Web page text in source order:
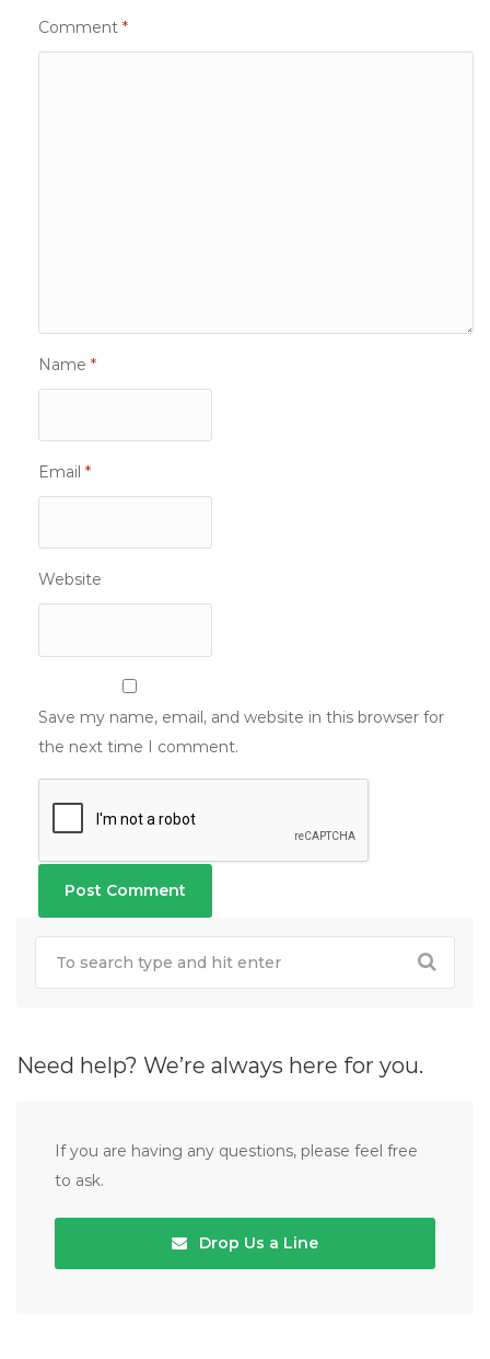
Comment *
Name *
Email *
Website
Save my name, email, and website in this browser for
the next time I comment.
Need help? We’re always here for you.
If you are having any questions, please feel free
to ask.
Drop Us a Line